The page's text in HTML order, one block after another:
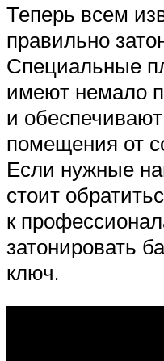
Теперь всем
правильно
Специальные
имеют немало
и
помещения от
Если нужные
стоит
к
затонировать
ключ.